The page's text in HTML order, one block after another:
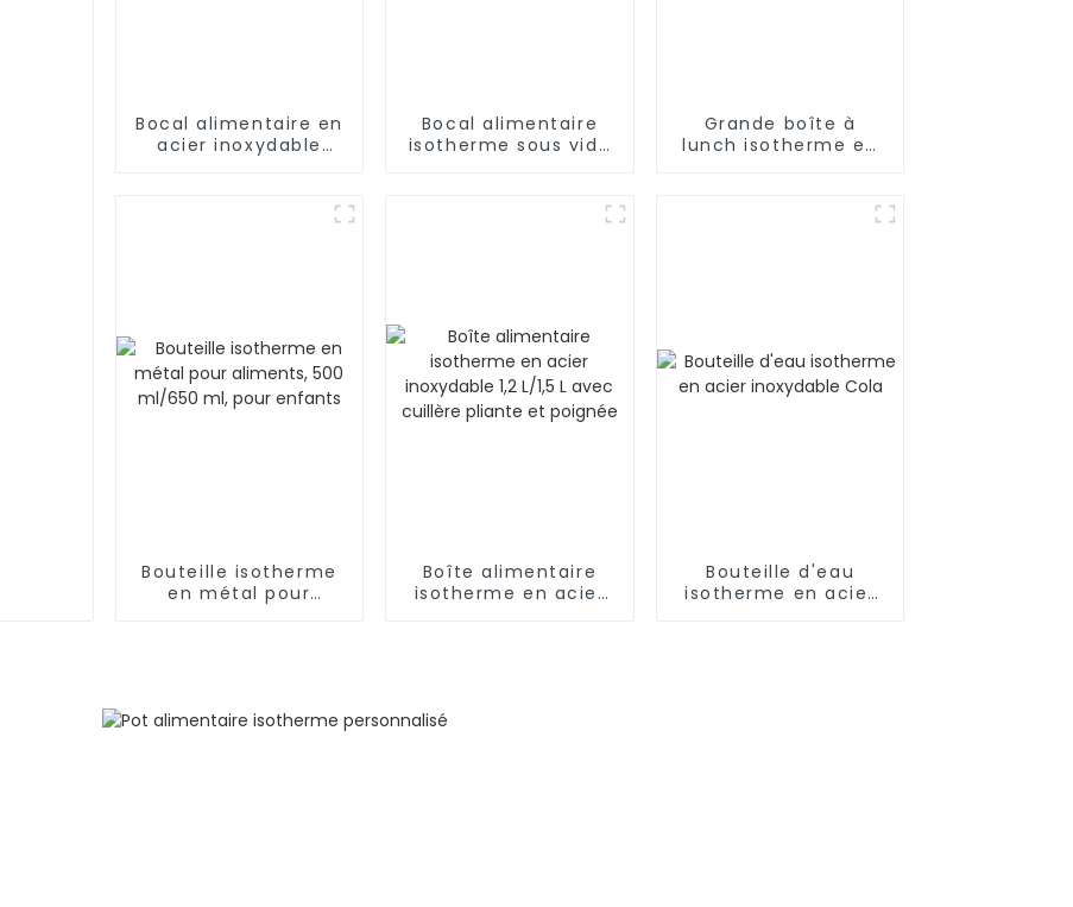
Bocal alimentaire en
acier inoxydable
Bocal alimentaire
isotherme sous vide
Grande boîte à
lunch isotherme en
Bouteille isotherme
en métal pour
Boîte alimentaire
isotherme en acier
Bouteille d'eau
isotherme en acier